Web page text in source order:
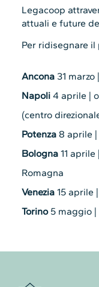
Legacoop
attuali e future
Per ridisegnare
Ancona31 marzo
Napoli 4 aprile |
(centro
Potenza8 aprile |
Bologna11 aprile
Romagna
Venezia15 aprile
Torino5 maggio |